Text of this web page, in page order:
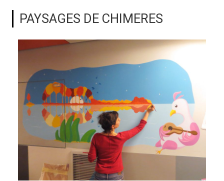
PAYSAGES DE CHIMERES